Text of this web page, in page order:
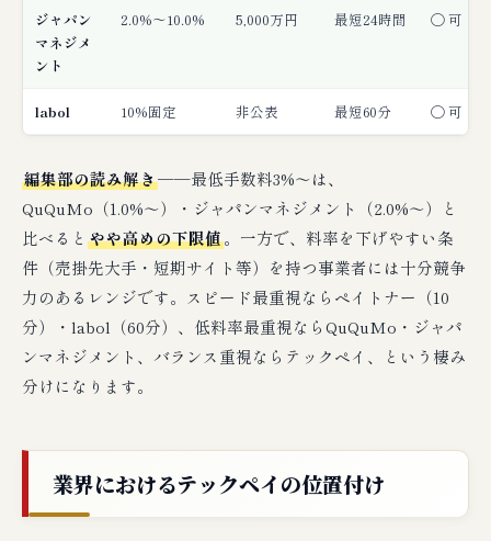
ジャパン
マネジメ
ント
2.0%〜10.0% 5,000万円 最短24時間 ◯ 可
labol 10%固定 非公表 最短60分 ◯ 可
編集部の読み解き──最低手数料3%〜は、
QuQuMo（1.0%〜）・ジャパンマネジメント（2.0%〜）と
比べると やや高めの下限値。一方で、料率を下げやすい条
件（売掛先大手・短期サイト等）を持つ事業者には十分競争
力のあるレンジです。スピード最重視ならペイトナー（10
分）・labol（60分）、低料率最重視ならQuQuMo・ジャパ
ンマネジメント、バランス重視ならテックペイ、という棲み
分けになります。
業界におけるテックペイの位置付け